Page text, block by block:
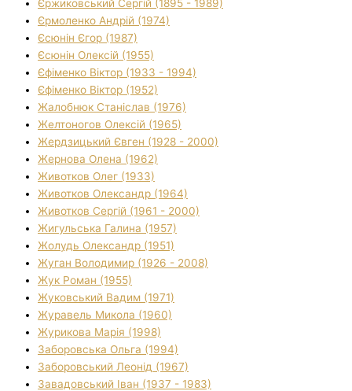
Єржиковський Сергій (1895 - 1989)
Єрмоленко Андрій (1974)
Єсюнін Єгор (1987)
Єсюнін Олексій (1955)
Єфіменко Віктор (1933 - 1994)
Єфіменко Віктор (1952)
Жалобнюк Станіслав (1976)
Желтоногов Олексій (1965)
Жердзицький Євген (1928 - 2000)
Жернова Олена (1962)
Животков Олег (1933)
Животков Олександр (1964)
Животков Сергій (1961 - 2000)
Жигульська Галина (1957)
Жолудь Олександр (1951)
Жуган Володимир (1926 - 2008)
Жук Роман (1955)
Жуковський Вадим (1971)
Журавель Микола (1960)
Журикова Марія (1998)
Заборовська Ольга (1994)
Заборовський Леонід (1967)
Завадовський Іван (1937 - 1983)